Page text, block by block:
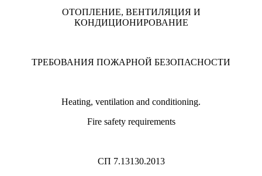
ОТОПЛЕНИЕ, ВЕНТИЛЯЦИЯ И
КОНДИЦИОНИРОВАНИЕ
ТРЕБОВАНИЯ ПОЖАРНОЙ БЕЗОПАСНОСТИ
Heating, ventilation and conditioning.
Fire safety requirements
СП 7.13130.2013